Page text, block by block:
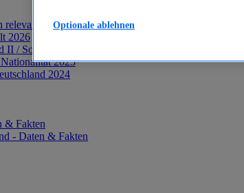
Altersgruppen 2024
2026
II / Sozialgeld / Bürgergeld in Deutschland 2005-2025
2025
2024
& Fakten
- Daten & Fakten
Optionale ablehnen